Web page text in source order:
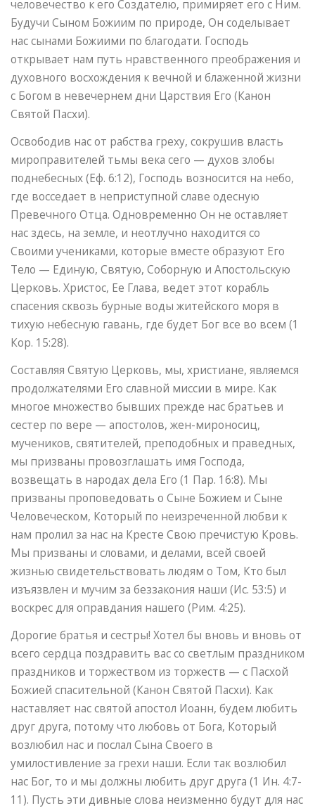
человечество к его Создателю, примиряет его с Ним.
Будучи Сыном Божиим по природе, Он соделывает
нас сынами Божиими по благодати. Господь
открывает нам путь нравственного преображения и
духовного восхождения к вечной и блаженной жизни
с Богом в невечернем дни Царствия Его (Канон
Святой Пасхи).
Освободив нас от рабства греху, сокрушив власть
мироправителей тьмы века сего — духов злобы
поднебесных (Еф. 6:12), Господь возносится на небо,
где восседает в неприступной славе одесную
Превечного Отца. Одновременно Он не оставляет
нас здесь, на земле, и неотлучно находится со
Своими учениками, которые вместе образуют Его
Тело — Единую, Святую, Соборную и Апостольскую
Церковь. Христос, Ее Глава, ведет этот корабль
спасения сквозь бурные воды житейского моря в
тихую небесную гавань, где будет Бог все во всем (1
Кор. 15:28).
Составляя Святую Церковь, мы, христиане, являемся
продолжателями Его славной миссии в мире. Как
многое множество бывших прежде нас братьев и
сестер по вере — апостолов, жен-мироносиц,
мучеников, святителей, преподобных и праведных,
мы призваны провозглашать имя Господа,
возвещать в народах дела Его (1 Пар. 16:8). Мы
призваны проповедовать о Сыне Божием и Сыне
Человеческом, Который по неизреченной любви к
нам пролил за нас на Кресте Свою пречистую Кровь.
Мы призваны и словами, и делами, всей своей
жизнью свидетельствовать людям о Том, Кто был
изъязвлен и мучим за беззакония наши (Ис. 53:5) и
воскрес для оправдания нашего (Рим. 4:25).
Дорогие братья и сестры! Хотел бы вновь и вновь от
всего сердца поздравить вас со светлым праздником
праздников и торжеством из торжеств — с Пасхой
Божией спасительной (Канон Святой Пасхи). Как
наставляет нас святой апостол Иоанн, будем любить
друг друга, потому что любовь от Бога, Который
возлюбил нас и послал Сына Своего в
умилостивление за грехи наши. Если так возлюбил
нас Бог, то и мы должны любить друг друга (1 Ин. 4:7-
11). Пусть эти дивные слова неизменно будут для нас